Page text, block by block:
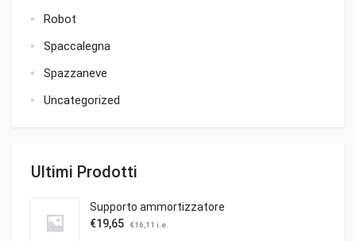
Robot
Spaccalegna
Spazzaneve
Uncategorized
Ultimi Prodotti
Supporto ammortizzatore
€19,65 €16,11 i.e.